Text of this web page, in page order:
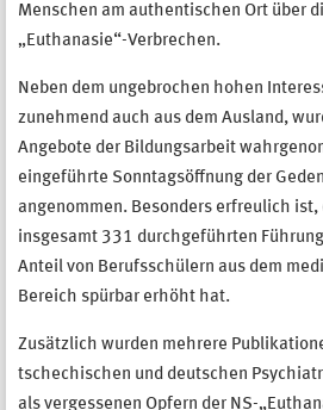
Menschen am authentischen Ort über
„Euthanasie“-Verbrechen.
Neben dem ungebrochen hohen
zunehmend auch aus dem Ausland,
Angebote der Bildungsarbeit
eingeführte Sonntagsöffnung der
angenommen. Besonders erfreulich ist,
insgesamt 331 durchgeführten
Anteil von Berufsschülern aus dem
Bereich spürbar erhöht hat.
Zusätzlich wurden mehrere
tschechischen und deutschen
als vergessenen Opfern der NS-